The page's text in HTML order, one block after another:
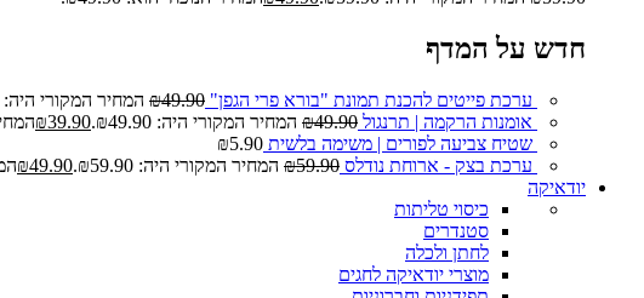
חדש על המדף
ערכת פייטים להכנת תמונת "בורא פרי הגפן" ₪49.90 המחיר המקורי היה: ₪49.90.
אומנות הרקמה | תרנגול
₪49.90 המחיר המקורי היה: ₪49.90. ₪39.90
שטיח צביעה לפורים | משימה בלשית
₪5.90
ערכת בצק - ארוחת נודלס
₪59.90 המחיר המקורי היה: ₪59.90. ₪49.90
יודאיקה
כיסוי טליתות
סטנדרים
לחתן ולכלה
מוצרי יודאיקה לחגים